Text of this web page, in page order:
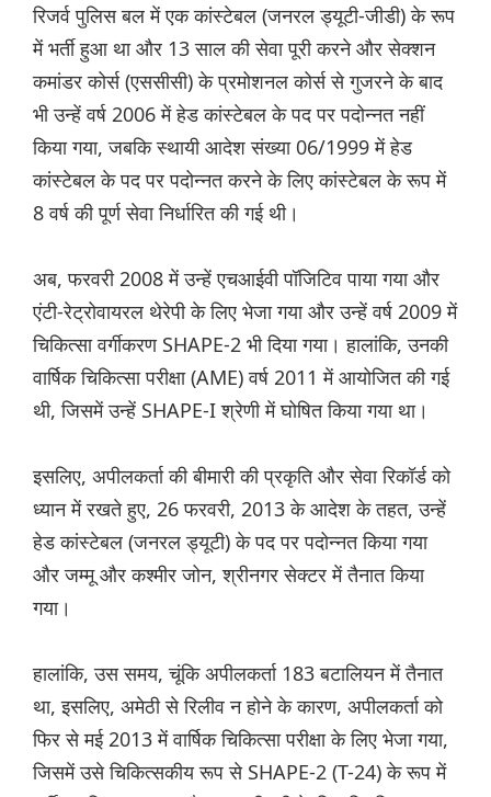
रिजर्व पुलिस बल में एक कांस्टेबल (जनरल ड्यूटी-जीडी) के रूप
में भर्ती हुआ था और 13 साल की सेवा पूरी करने और सेक्शन
कमांडर कोर्स (एससीसी) के प्रमोशनल कोर्स से गुजरने के बाद
भी उन्हें वर्ष 2006 में हेड कांस्टेबल के पद पर पदोन्नत नहीं
किया गया, जबकि स्थायी आदेश संख्या 06/1999 में हेड
कांस्टेबल के पद पर पदोन्नत करने के लिए कांस्टेबल के रूप में
8 वर्ष की पूर्ण सेवा निर्धारित की गई थी।
अब, फरवरी 2008 में उन्हें एचआईवी पॉजिटिव पाया गया और
एंटी-रेट्रोवायरल थेरेपी के लिए भेजा गया और उन्हें वर्ष 2009 में
चिकित्सा वर्गीकरण SHAPE-2 भी दिया गया। हालांकि, उनकी
वार्षिक चिकित्सा परीक्षा (AME) वर्ष 2011 में आयोजित की गई
थी, जिसमें उन्हें SHAPE-I श्रेणी में घोषित किया गया था।
इसलिए, अपीलकर्ता की बीमारी की प्रकृति और सेवा रिकॉर्ड को
ध्यान में रखते हुए, 26 फरवरी, 2013 के आदेश के तहत, उन्हें
हेड कांस्टेबल (जनरल ड्यूटी) के पद पर पदोन्नत किया गया
और जम्मू और कश्मीर जोन, श्रीनगर सेक्टर में तैनात किया
गया।
हालांकि, उस समय, चूंकि अपीलकर्ता 183 बटालियन में तैनात
था, इसलिए, अमेठी से रिलीव न होने के कारण, अपीलकर्ता को
फिर से मई 2013 में वार्षिक चिकित्सा परीक्षा के लिए भेजा गया,
जिसमें उसे चिकित्सकीय रूप से SHAPE-2 (T-24) के रूप में